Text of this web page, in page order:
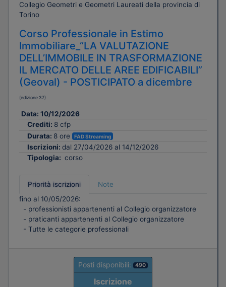
Collegio Geometri e Geometri Laureati della provincia di
Torino
Corso Professionale in Estimo
Immobiliare_“LA VALUTAZIONE
DELL’IMMOBILE IN TRASFORMAZIONE
IL MERCATO DELLE AREE EDIFICABILI”
(Geoval) - POSTICIPATO a dicembre
(edizione 37)
Data: 10/12/2026
Crediti: 8 cfp
Durata: 8 ore FAD Streaming
Iscrizioni: dal 27/04/2026 al 14/12/2026
Tipologia: corso
Priorità iscrizioni
Note
fino al 10/05/2026:
- professionisti appartenenti al Collegio organizzatore
- praticanti appartenenti al Collegio organizzatore
- Tutte le categorie professionali
Posti disponibili: 490
Iscrizione